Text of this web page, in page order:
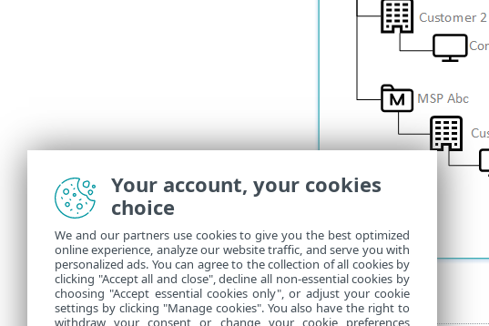
Your account, your cookies
choice
We and our partners use cookies to give you the best optimized
online experience, analyze our website traffic, and serve you with
personalized ads. You can agree to the collection of all cookies by
clicking "Accept all and close", decline all non-essential cookies by
choosing "Accept essential cookies only", or adjust your cookie
settings by clicking "Manage cookies". You also have the right to
withdraw your consent or change your cookie preferences